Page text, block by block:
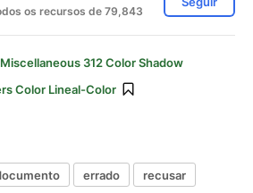
os recursos de 79,843
Miscellaneous 312 Color Shadow
Color Lineal-Color
errado
recusar